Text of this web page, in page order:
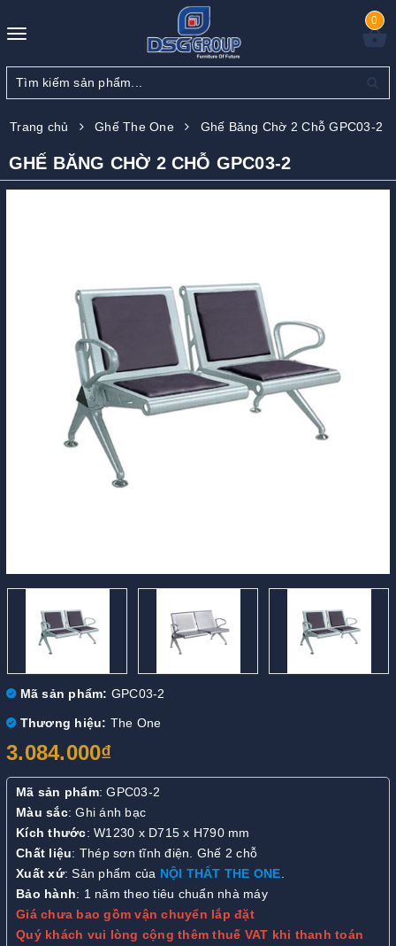
Toggle
0
Trang chủ Ghế The One Ghế Băng Chờ 2 Chỗ GPC03-2
GHẾ BĂNG CHỜ 2 CHỖ GPC03-2
Mã sản phẩm: GPC03-2
Thương hiệu: The One
3.084.000₫
Mã sản phẩm: GPC03-2
Màu sắc: Ghi ánh bạc
Kích thước: W1230 x D715 x H790 mm
Chất liệu: Thép sơn tĩnh điện. Ghế 2 chỗ
Xuất xứ: Sản phẩm của NỘI THẤT THE ONE.
Bảo hành: 1 năm theo tiêu chuẩn nhà máy
Giá chưa bao gồm vận chuyển lắp đặt
Quý khách vui lòng cộng thêm thuế VAT khi thanh toán